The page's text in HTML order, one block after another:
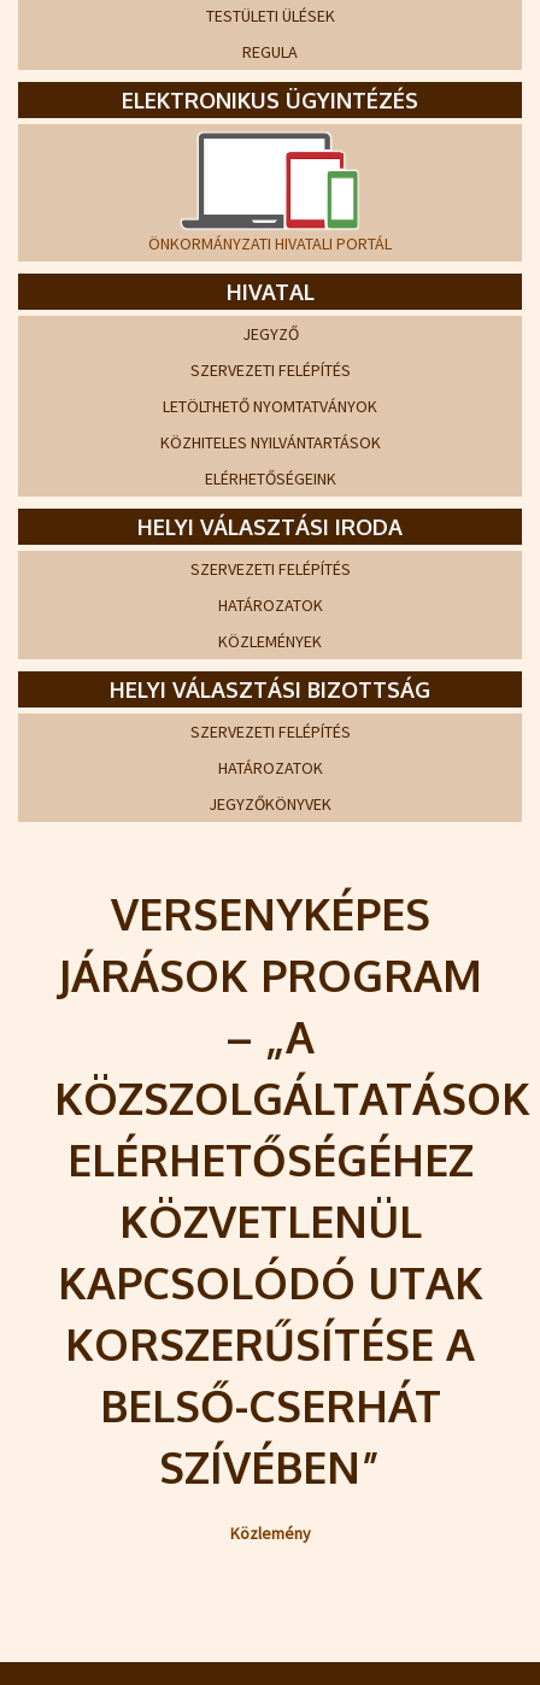
TESTÜLETI ÜLÉSEK
REGULA
ELEKTRONIKUS ÜGYINTÉZÉS
ÖNKORMÁNYZATI HIVATALI PORTÁL
HIVATAL
JEGYZŐ
SZERVEZETI FELÉPÍTÉS
LETÖLTHETŐ NYOMTATVÁNYOK
KÖZHITELES NYILVÁNTARTÁSOK
ELÉRHETŐSÉGEINK
HELYI VÁLASZTÁSI IRODA
SZERVEZETI FELÉPÍTÉS
HATÁROZATOK
KÖZLEMÉNYEK
HELYI VÁLASZTÁSI BIZOTTSÁG
SZERVEZETI FELÉPÍTÉS
HATÁROZATOK
JEGYZŐKÖNYVEK
VERSENYKÉPES
JÁRÁSOK PROGRAM
– „A
KÖZSZOLGÁLTATÁSOK
ELÉRHETŐSÉGÉHEZ
KÖZVETLENÜL
KAPCSOLÓDÓ UTAK
KORSZERŰSÍTÉSE A
BELSŐ-CSERHÁT
SZÍVÉBEN”
Közlemény